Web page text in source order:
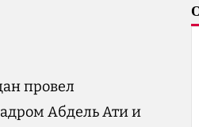
провел
Абдель Ати и